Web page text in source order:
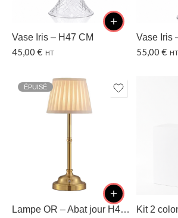
Vase Iris – H47 CM
45,00 € HT
Vase Iris
55,00 € HT
ÉPUISÉ
Lampe OR – Abat jour H40 CM Kit 2